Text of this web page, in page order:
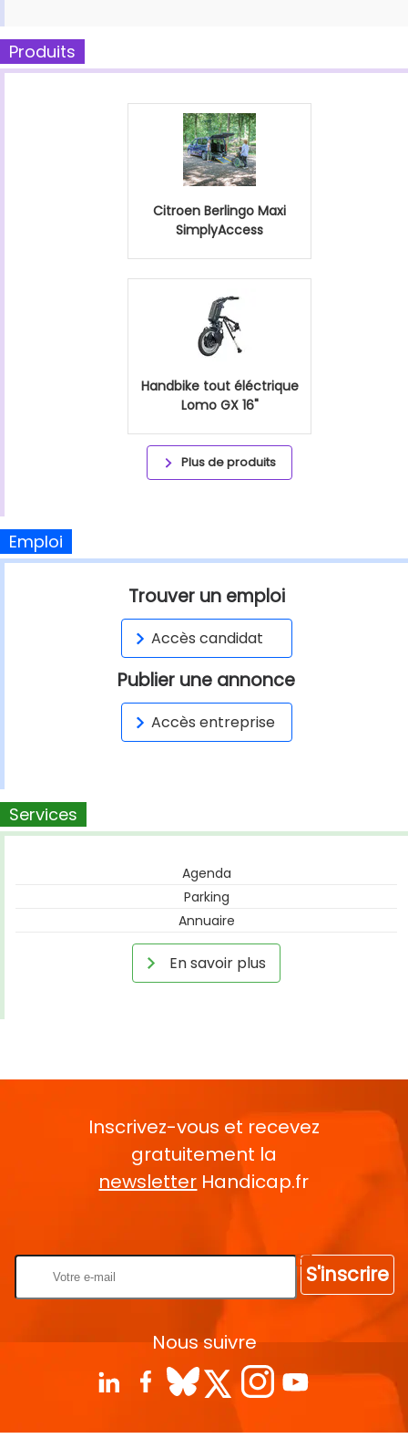
Produits
Citroen Berlingo Maxi
SimplyAccess
Handbike tout éléctrique
Lomo GX 16"
Plus de produits
Emploi
Trouver un emploi
Accès candidat
Publier une annonce
Accès entreprise
Services
Agenda
Parking
Annuaire
En savoir plus
Inscrivez-vous et recevez
gratuitement la
newsletter Handicap.fr
S'inscrire
Nous suivre